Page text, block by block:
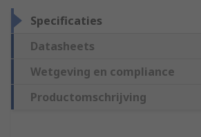
Specificaties
Datasheets
Wetgeving en compliance
Productomschrijving